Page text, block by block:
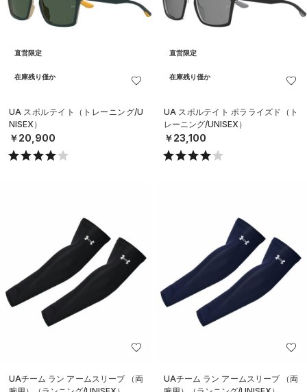
直営限定
在庫残り僅か
UA スポルテイト（トレーニング/U
NISEX）
￥20,900
直営限定
在庫残り僅か
UA スポルテイト ポラライズド（ト
レーニング/UNISEX）
￥23,100
UAチーム ラン アームスリーブ （両
UAチーム ラン アームスリーブ （両